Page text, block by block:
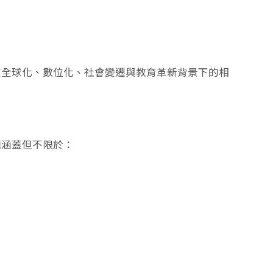
球化、數位化、社會變遷與教育革新背景下的相
蓋但不限於：